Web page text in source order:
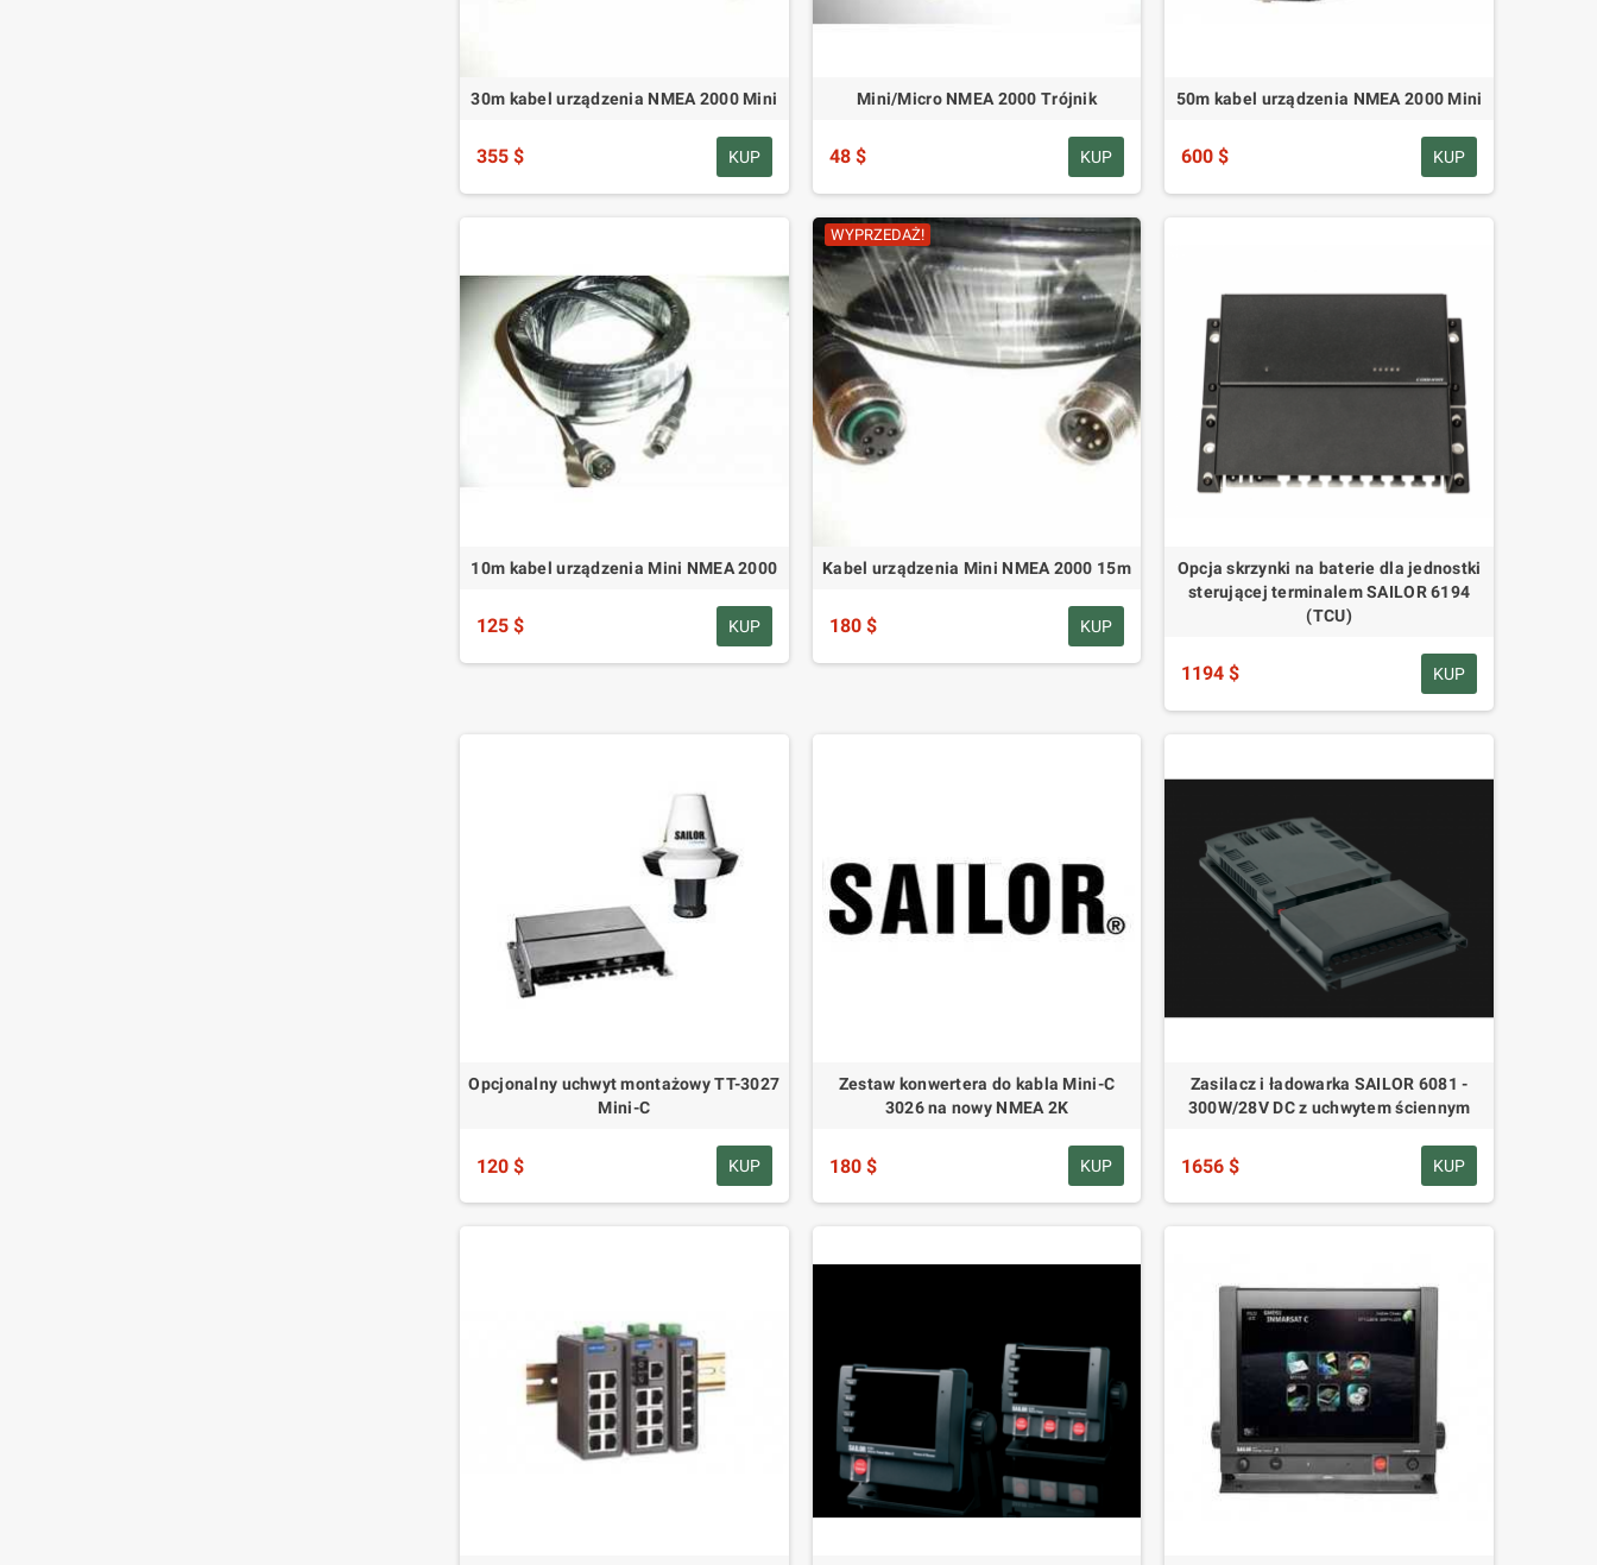
30m kabel urządzenia NMEA 2000 Mini
355 $ KUP
Mini/Micro NMEA 2000 Trójnik
48 $ KUP
50m kabel urządzenia NMEA 2000 Mini
600 $ KUP
10m kabel urządzenia Mini NMEA 2000
125 $ KUP
WYPRZEDAŻ!
Kabel urządzenia Mini NMEA 2000 15m
180 $ KUP
Opcja skrzynki na baterie dla jednostki
sterującej terminalem SAILOR 6194
(TCU)
1194 $ KUP
Opcjonalny uchwyt montażowy TT-3027
Mini-C
120 $ KUP
Zestaw konwertera do kabla Mini-C
3026 na nowy NMEA 2K
180 $ KUP
Zasilacz i ładowarka SAILOR 6081 -
300W/28V DC z uchwytem ściennym
1656 $ KUP